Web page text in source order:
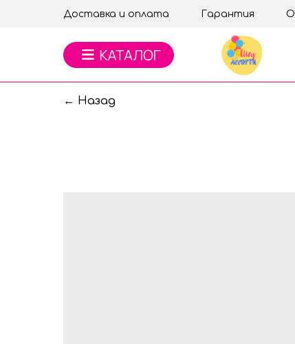
Доставка и оплата Гарантия
← Назад